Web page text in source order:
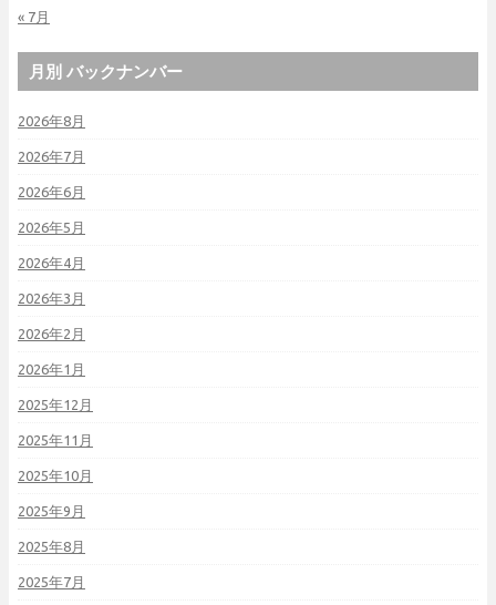
« 7月
月別 バックナンバー
2026年8月
2026年7月
2026年6月
2026年5月
2026年4月
2026年3月
2026年2月
2026年1月
2025年12月
2025年11月
2025年10月
2025年9月
2025年8月
2025年7月